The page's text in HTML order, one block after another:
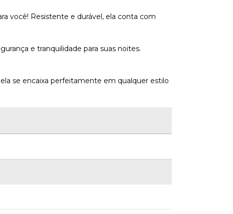
você! Resistente e durável, ela conta com
e tranquilidade para suas noites.
se encaixa perfeitamente em qualquer estilo